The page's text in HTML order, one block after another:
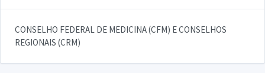
CONSELHO FEDERAL DE MEDICINA (CFM) E CONSELHOS
REGIONAIS (CRM)